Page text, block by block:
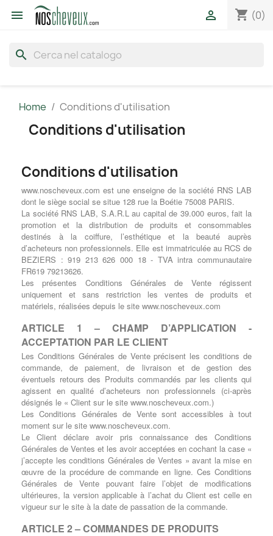
 shopping_cart (0)

search
Home Conditions d'utilisation
Conditions d'utilisation
Conditions d'utilisation
www.noscheveux.com est une enseigne de la société RNS LAB
dont le siège social se situe 128 rue la Boétie 75008 PARIS.
La société RNS LAB, S.A.R.L au capital de 39.000 euros, fait la
promotion et la distribution de produits et consommables
destinés à la coiffure, l’esthétique et la beauté auprès
d’acheteurs non professionnels. Elle est immatriculée au RCS de
BEZIERS : 919 213 626 000 18 - TVA intra communautaire
FR619 79213626.
Les présentes Conditions Générales de Vente régissent
uniquement et sans restriction les ventes de produits et
matériels, réalisées depuis le site www.noscheveux.com
ARTICLE 1 – CHAMP D’APPLICATION -
ACCEPTATION PAR LE CLIENT
Les Conditions Générales de Vente précisent les conditions de
commande, de paiement, de livraison et de gestion des
éventuels retours des Produits commandés par les clients qui
agissent en qualité d’acheteurs non professionnels (ci-après
désignés le « Client sur le site www.noscheveux.com.)
Les Conditions Générales de Vente sont accessibles à tout
moment sur le site www.noscheveux.com.
Le Client déclare avoir pris connaissance des Conditions
Générales de Ventes et les avoir acceptées en cochant la case «
j’accepte les conditions Générales de Ventes » avant la mise en
œuvre de la procédure de commande en ligne. Ces Conditions
Générales de Vente pouvant faire l’objet de modifications
ultérieures, la version applicable à l’achat du Client est celle en
vigueur sur le site à la date de passation de la commande.
ARTICLE 2 – COMMANDES DE PRODUITS